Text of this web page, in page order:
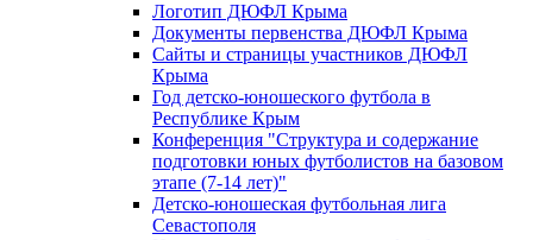
Логотип ДЮФЛ Крыма
Документы первенства ДЮФЛ Крыма
Сайты и страницы участников ДЮФЛ
Крыма
Год детско-юношеского футбола в
Республике Крым
Конференция "Структура и содержание
подготовки юных футболистов на базовом
этапе (7-14 лет)"
Детско-юношеская футбольная лига
Севастополя